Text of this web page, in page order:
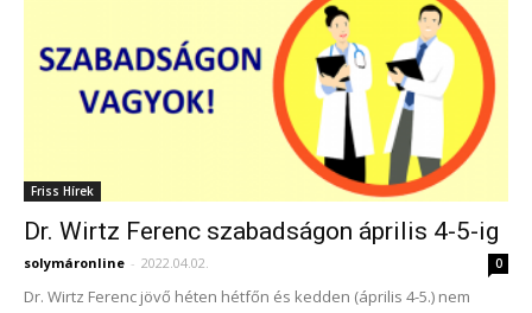
Friss Hírek
Dr. Wirtz Ferenc szabadságon április 4-5-ig
solymáronline - 2022.04.02. 0
Dr. Wirtz Ferenc jövő héten hétfőn és kedden (április 4-5.) nem